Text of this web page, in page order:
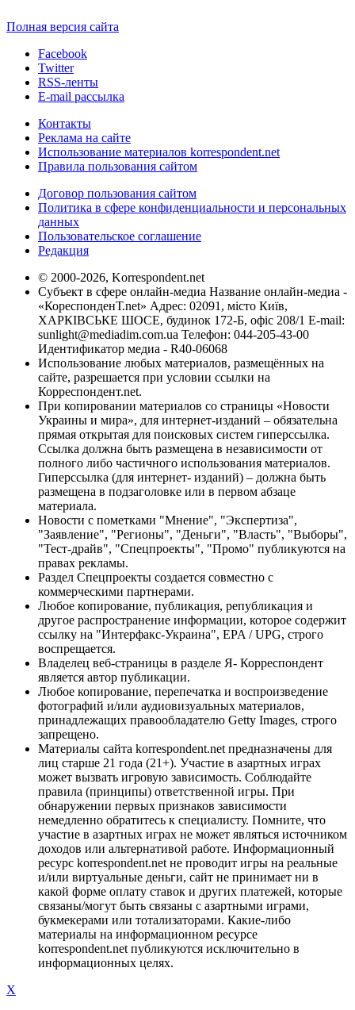
Полная версия сайта
Facebook
Twitter
RSS-ленты
E-mail рассылка
Контакты
Реклама на сайте
Использование материалов korrespondent.net
Правила пользования сайтом
Договор пользования сайтом
Политика в сфере конфиденциальности и персональных
данных
Пользовательское соглашение
Редакция
© 2000-2026, Korrespondent.net
Субъект в сфере онлайн-медиа Название онлайн-медиа -
«КореспонденТ.net» Адрес: 02091, місто Київ,
ХАРКІВСЬКЕ ШОСЕ, будинок 172-Б, офіс 208/1 E-mail:
sunlight@mediadim.com.ua Телефон: 044-205-43-00
Идентификатор медиа - R40-06068
Использование любых материалов, размещённых на
сайте, разрешается при условии ссылки на
Корреспондент.net.
При копировании материалов со страницы «Новости
Украины и мира», для интернет-изданий – обязательна
прямая открытая для поисковых систем гиперссылка.
Ссылка должна быть размещена в независимости от
полного либо частичного использования материалов.
Гиперссылка (для интернет- изданий) – должна быть
размещена в подзаголовке или в первом абзаце
материала.
Новости с пометками "Мнение", "Экспертиза",
"Заявление", "Регионы", "Деньги", "Власть", "Выборы",
"Тест-драйв", "Спецпроекты", "Промо" публикуются на
правах рекламы.
Раздел Спецпроекты создается совместно с
коммерческими партнерами.
Любое копирование, публикация, републикация и
другое распространение информации, которое содержит
ссылку на "Интерфакс-Украина", EPA / UPG, строго
воспрещается.
Владелец веб-страницы в разделе Я- Корреспондент
является автор публикации.
Любое копирование, перепечатка и воспроизведение
фотографий и/или аудиовизуальных материалов,
принадлежащих правообладателю Getty Images, строго
запрещено.
Материалы сайта korrespondent.net предназначены для
лиц старше 21 года (21+). Участие в азартных играх
может вызвать игровую зависимость. Соблюдайте
правила (принципы) ответственной игры. При
обнаружении первых признаков зависимости
немедленно обратитесь к специалисту. Помните, что
участие в азартных играх не может являться источником
доходов или альтернативой работе. Информационный
ресурс korrespondent.net не проводит игры на реальные
и/или виртуальные деньги, сайт не принимает ни в
какой форме оплату ставок и других платежей, которые
связаны/могут быть связаны с азартными играми,
букмекерами или тотализаторами. Какие-либо
материалы на информационном ресурсе
korrespondent.net публикуются исключительно в
информационных целях.
X